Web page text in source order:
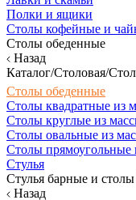
Полки и ящики
Столы кофейные и
Столы обеденные
Назад
Каталог/Столовая/
Столы обеденные
Столы квадратные из
Столы круглые из
Столы овальные из
Столы прямоугольные
Стулья
Стулья барные и
Назад